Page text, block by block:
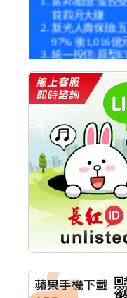
前四月大賺
新光人壽保險:
97% 衝1,016億
統一投信:原型
統一投信:主動式
價 被盯上
新光人壽保險:新
價金將達996億
宇辰系統科技:宇
創新高 啟動興櫃
計畫
明緯企業:明緯
競賽 以電源驅
量
秀育企業:秀育
能系統 獲國內
認證
聯博投信:聯博
華旭先進:代重
碩通散熱股份